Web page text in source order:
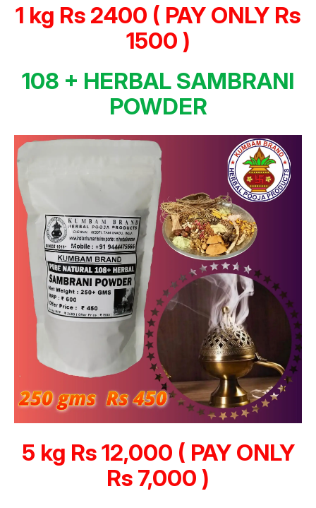
1 kg Rs 2400 ( PAY ONLY Rs
1500 )
108 + HERBAL SAMBRANI
POWDER
5 kg Rs 12,000 ( PAY ONLY
Rs 7,000 )